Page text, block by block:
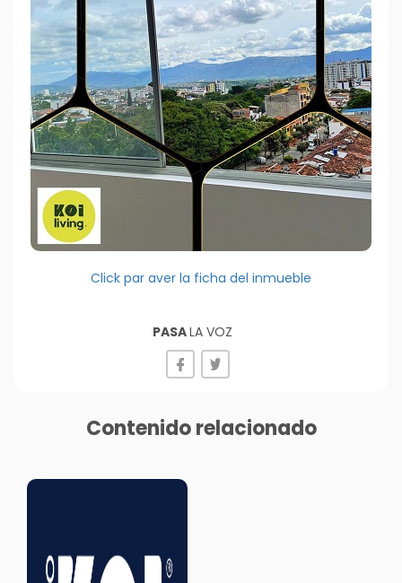
Click par aver la ficha del inmueble
PASALA VOZ
Contenido relacionado